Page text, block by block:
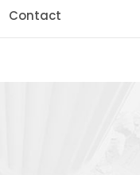
Contact